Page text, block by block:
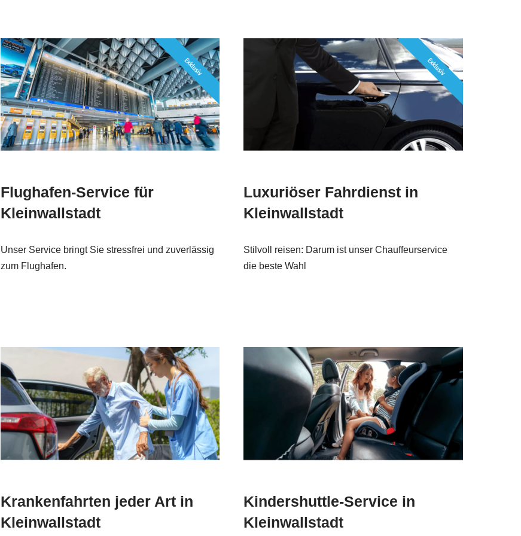
Flughafen-Service für
Kleinwallstadt
Unser Service bringt Sie stressfrei und zuverlässig
zum Flughafen.
Luxuriöser Fahrdienst in
Kleinwallstadt
Stilvoll reisen: Darum ist unser Chauffeurservice
die beste Wahl
Krankenfahrten jeder Art in
Kleinwallstadt
Kindershuttle-Service in
Kleinwallstadt